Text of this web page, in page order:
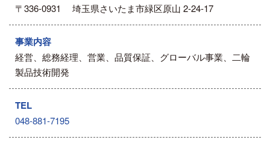
〒336-0931 埼玉県さいたま市緑区原山 2-24-17
事業内容
経営、総務経理、営業、品質保証、グローバル事業、二輪
製品技術開発
TEL
048-881-7195